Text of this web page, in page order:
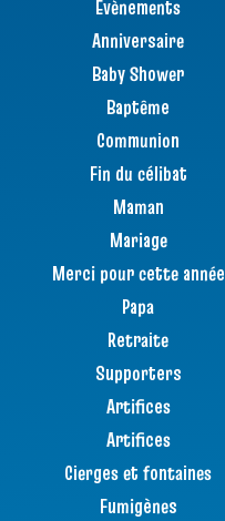
Évènements
Anniversaire
Baby Shower
Baptême
Communion
Fin du célibat
Maman
Mariage
Merci pour cette année
Papa
Retraite
Supporters
Artifices
Artifices
Cierges et fontaines
Fumigènes